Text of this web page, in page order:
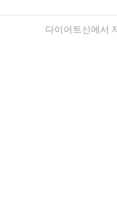
다이어트신에서